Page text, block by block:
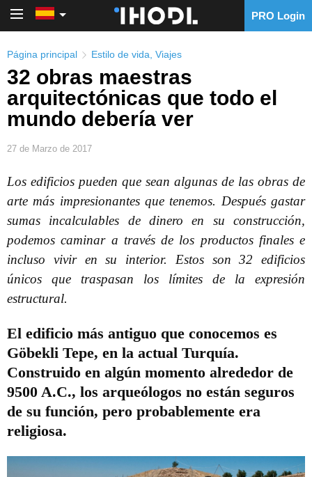
PRO Login
Página principal Estilo de vida Viajes
32 obras maestras
arquitectónicas que todo el
mundo debería ver
27 de Marzo de 2017
Los edificios pueden que sean algunas de las obras de
arte más impresionantes que tenemos. Después gastar
sumas incalculables de dinero en su construcción,
podemos caminar a través de los productos finales e
incluso vivir en su interior. Estos son 32 edificios
únicos que traspasan los límites de la expresión
estructural.
El edificio más antiguo que conocemos es
Göbekli Tepe, en la actual Turquía.
Construido en algún momento alrededor de
9500 A.C., los arqueólogos no están seguros
de su función, pero probablemente era
religiosa.